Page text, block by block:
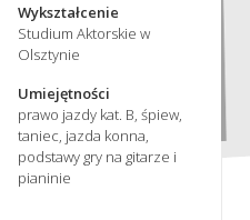
Wykształcenie
Studium Aktorskie w
Olsztynie
Umiejętności
prawo jazdy kat. B, śpiew,
taniec, jazda konna,
podstawy gry na gitarze i
pianinie